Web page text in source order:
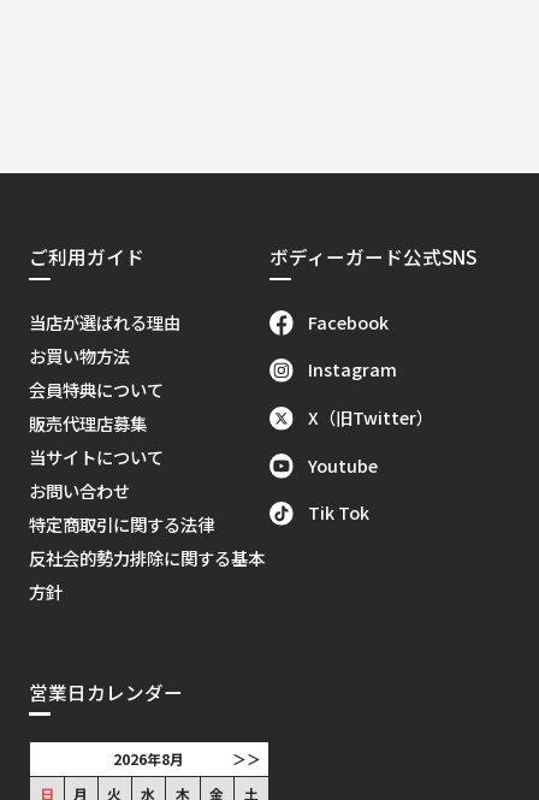
ご利用ガイド
当店が選ばれる理由
お買い物方法
会員特典について
販売代理店募集
当サイトについて
お問い合わせ
特定商取引に関する法律
反社会的勢力排除に関する基本
方針
ボディーガード公式SNS
Facebook
Instagram
X（旧Twitter）
Youtube
Tik Tok
営業日カレンダー
＞＞
2026年8月
日
月 火 水 木 金 土